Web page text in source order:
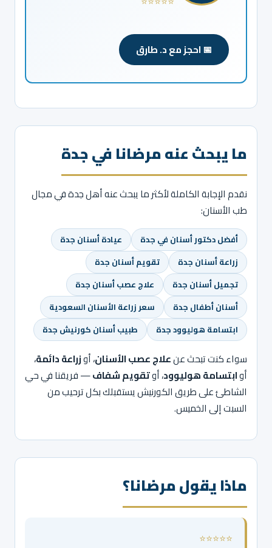
📅 احجز مع د. طارق
ما يبحث عنه مرضانا في جدة
نقدم الإجابة الكاملة لأكثر ما يبحث عنه أهل جدة في مجال
طب الأسنان:
أفضل دكتور أسنان في جدة
عيادة أسنان جدة
زراعة أسنان جدة
تقويم أسنان جدة
تجميل أسنان جدة
علاج عصب أسنان جدة
أسنان أطفال جدة
سعر زراعة الأسنان السعودية
ابتسامة هوليوود جدة
طبيب أسنان كورنيش جدة
سواء كنت تبحث عنعلاج عصب الأسنان، أوزراعة دائمة،
أوابتسامة هوليوود، أوتقويم شفاف— فريقنا في حي
الشاطئ على طريق الكورنيش يستقبلك بكل ترحيب من
السبت إلى الخميس.
ماذا يقول مرضانا؟
⭐⭐⭐⭐⭐